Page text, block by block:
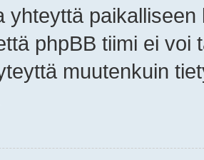
yhteyttä
phpBB tiimi ei voi
muutenkuin